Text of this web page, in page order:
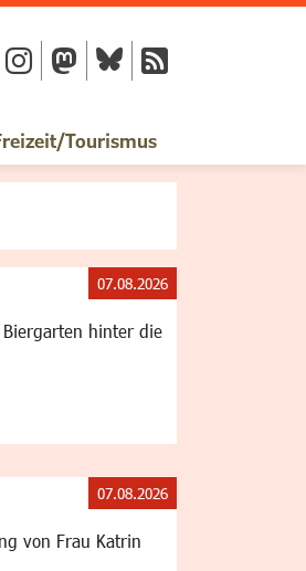
Tourismus
hinter die
07.08.2026
von Frau Katrin
07.08.2026